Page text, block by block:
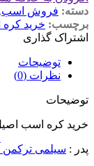
دسته: فروش اسب,
برچسب: خرید
اشتراک گذاری
توضیحات
نظرات (0)
توضیحات
خرید کره اسب
پدر : سیلمی ترکمن